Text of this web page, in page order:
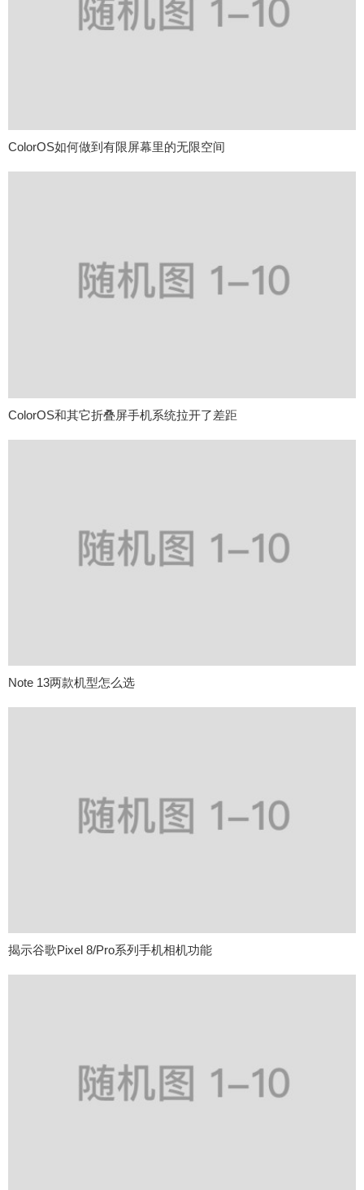
ColorOS如何做到有限屏幕里的无限空间
ColorOS和其它折叠屏手机系统拉开了差距
Note 13两款机型怎么选
揭示谷歌Pixel 8/Pro系列手机相机功能